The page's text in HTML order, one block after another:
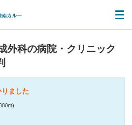
外科の病院・クリニック
ました